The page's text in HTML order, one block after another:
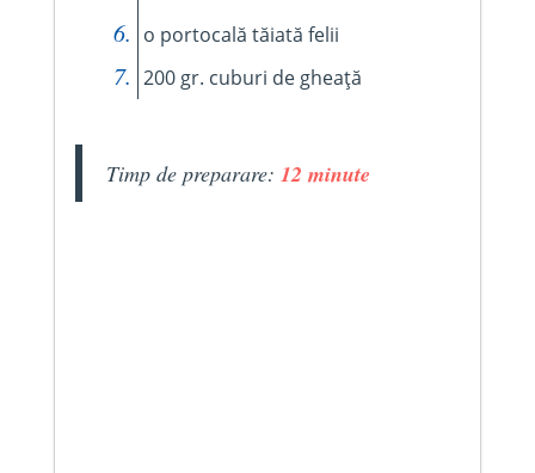
o portocală tăiată felii
200 gr. cuburi de gheață
Timp de preparare: 12 minute